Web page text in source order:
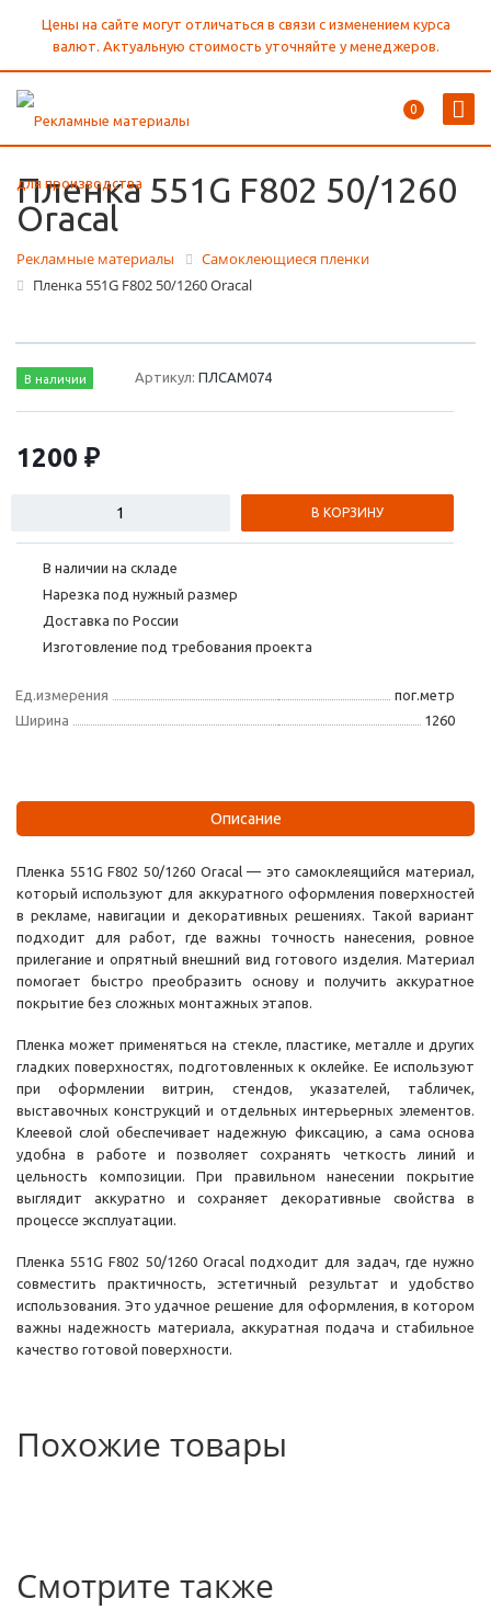
Цены на сайте могут отличаться в связи с изменением курса
валют. Актуальную стоимость уточняйте у менеджеров.
0
Пленка 551G F802 50/1260
Oracal
Рекламные материалы
Самоклеющиеся пленки
Пленка 551G F802 50/1260 Oracal
В наличии Артикул:ПЛСАМ074
1200 ₽
В КОРЗИНУ
В наличии на складе
Нарезка под нужный размер
Доставка по России
Изготовление под требования проекта
Ед.измерения
пог.метр
Ширина
1260
Описание
Пленка 551G F802 50/1260 Oracal — это самоклеящийся материал,
который используют для аккуратного оформления поверхностей
в рекламе, навигации и декоративных решениях. Такой вариант
подходит для работ, где важны точность нанесения, ровное
прилегание и опрятный внешний вид готового изделия. Материал
помогает быстро преобразить основу и получить аккуратное
покрытие без сложных монтажных этапов.
Пленка может применяться на стекле, пластике, металле и других
гладких поверхностях, подготовленных к оклейке. Ее используют
при оформлении витрин, стендов, указателей, табличек,
выставочных конструкций и отдельных интерьерных элементов.
Клеевой слой обеспечивает надежную фиксацию, а сама основа
удобна в работе и позволяет сохранять четкость линий и
цельность композиции. При правильном нанесении покрытие
выглядит аккуратно и сохраняет декоративные свойства в
процессе эксплуатации.
Пленка 551G F802 50/1260 Oracal подходит для задач, где нужно
совместить практичность, эстетичный результат и удобство
использования. Это удачное решение для оформления, в котором
важны надежность материала, аккуратная подача и стабильное
качество готовой поверхности.
Похожие товары
Смотрите также